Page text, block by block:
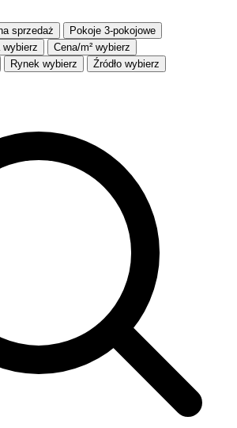
sprzedaż Pokoje 3-pokojowe
wybierz Cena/m² wybierz
Rynek wybierz Źródło wybierz